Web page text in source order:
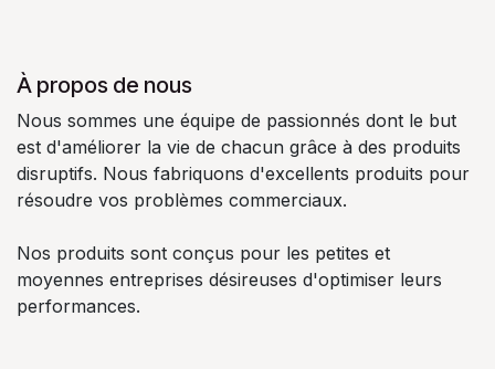
À propos de nous
Nous sommes une équipe de passionnés dont le but
est d'améliorer la vie de chacun grâce à des produits
disruptifs. Nous fabriquons d'excellents produits pour
résoudre vos problèmes commerciaux.
Nos produits sont conçus pour les petites et
moyennes entreprises désireuses d'optimiser leurs
performances.